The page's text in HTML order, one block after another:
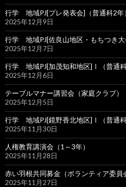
行学 地域PJ[プレ発表会]（普通科2年
2025年12月9日
行学 地域PJ[佐良山地区・もちつき大
2025年12月7日
行学 地域PJ[加茂知和地区]Ⅰ（普通科
2025年12月6日
テーブルマナー講習会（家庭クラブ）
2025年12月5日
行学 地域PJ[鏡野香北地区]Ⅰ（普通科
2025年11月30日
人権教育講演会（1～3年）
2025年11月28日
赤い羽根共同募金（ボランティア委員
2025年11月27日